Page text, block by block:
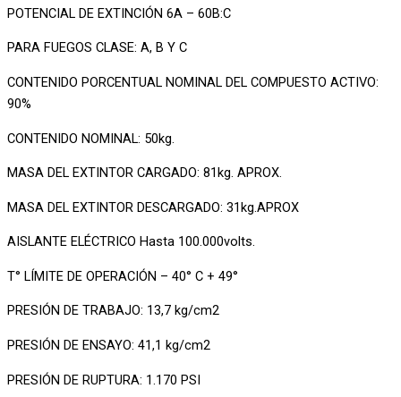
POTENCIAL DE EXTINCIÓN 6A – 60B:C
PARA FUEGOS CLASE: A, B Y C
CONTENIDO PORCENTUAL NOMINAL DEL COMPUESTO ACTIVO:
90%
CONTENIDO NOMINAL: 50kg.
MASA DEL EXTINTOR CARGADO: 81kg. APROX.
MASA DEL EXTINTOR DESCARGADO: 31kg.APROX
AISLANTE ELÉCTRICO Hasta 100.000volts.
T° LÍMITE DE OPERACIÓN – 40° C + 49°
PRESIÓN DE TRABAJO: 13,7 kg/cm2
PRESIÓN DE ENSAYO: 41,1 kg/cm2
PRESIÓN DE RUPTURA: 1.170 PSI